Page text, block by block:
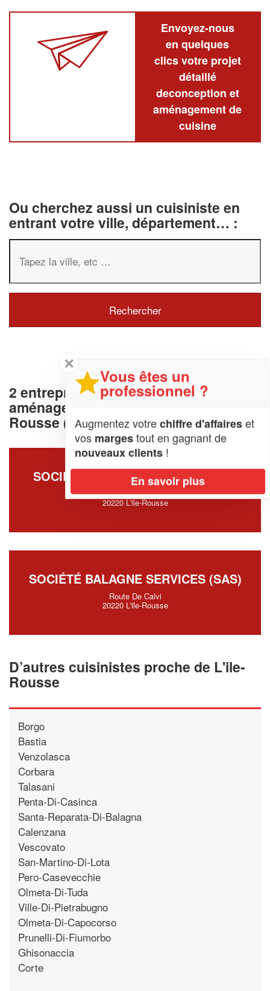
Envoyez-nous
en quelques
clics votre projet
détaillé
deconception et
aménagement de
cuisine
Ou cherchez aussi un cuisiniste en
entrant votre ville, département… :
2 entreprises deconception et
aménagement de cuisine à L'ile-
Rousse (20220)
SOCIÉTÉ SUZZONI CUISINES (SAS)
Route De Calvi
20220 L'ile-Rousse
SOCIÉTÉ BALAGNE SERVICES (SAS)
Route De Calvi
20220 L'ile-Rousse
D’autres cuisinistes proche de L'ile-
Rousse
Borgo
Bastia
Venzolasca
Corbara
Talasani
Penta-Di-Casinca
Santa-Reparata-Di-Balagna
Calenzana
Vescovato
San-Martino-Di-Lota
Pero-Casevecchie
Olmeta-Di-Tuda
Ville-Di-Pietrabugno
Olmeta-Di-Capocorso
Prunelli-Di-Fiumorbo
Ghisonaccia
Corte
✕
Vous êtes un
professionnel ?
Augmentez votrechiffre d'affaireset
vos margestout en gagnant de
nouveaux clients !
En savoir plus